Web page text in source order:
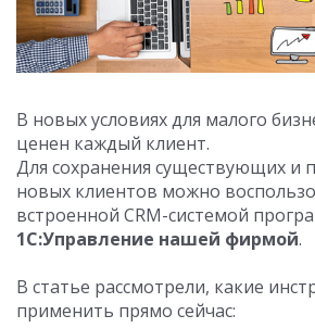
В новых условиях для малого
ценен каждый клиент.
Для сохранения существующих и
новых клиентов можно
встроенной CRM-системой
1С:Управление нашей фирмой.
В статье рассмотрели, какие
применить прямо сейчас: